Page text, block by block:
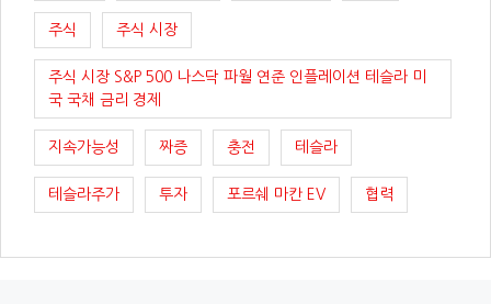
주식 주식 시장
주식 시장 S&P 500 나스닥 파월 연준 인플레이션 테슬라 미
국 국채 금리 경제
지속가능성 짜증 충전 테슬라
테슬라주가 투자 포르쉐 마칸 EV 협력